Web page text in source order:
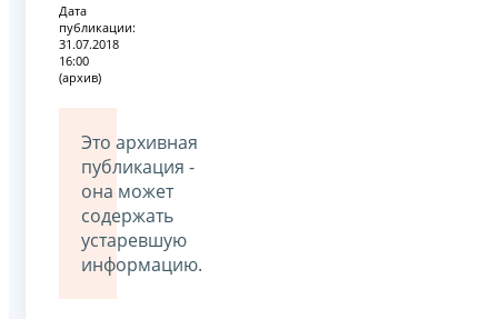
Дата
публикации:
31.07.2018
16:00
(архив)
Это архивная
публикация -
она может
содержать
устаревшую
информацию.